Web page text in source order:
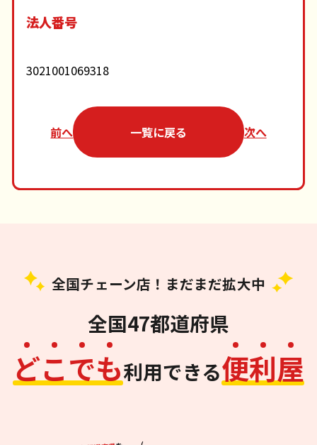
法人番号
3021001069318
前へ 一覧に戻る 次へ
全国チェーン店！まだまだ拡大中
全国47都道府県
どこでも利用できる便利屋